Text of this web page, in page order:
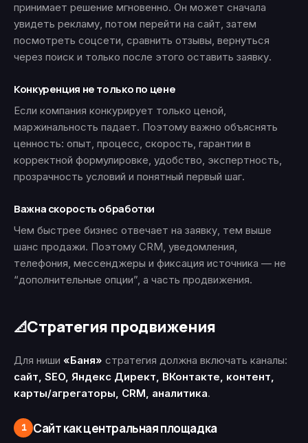
принимает решение мгновенно. Он может сначала
увидеть рекламу, потом перейти на сайт, затем
посмотреть соцсети, сравнить отзывы, вернуться
через поиск и только после этого оставить заявку.
Конкуренция не только по цене
Если компания конкурирует только ценой,
маржинальность падает. Поэтому важно объяснять
ценность: опыт, процесс, скорость, гарантии в
корректной формулировке, удобство, экспертность,
прозрачность условий и понятный первый шаг.
Важна скорость обработки
Чем быстрее бизнес отвечает на заявку, тем выше
шанс продажи. Поэтому CRM, уведомления,
телефония, мессенджеры и фиксация источника — не
“дополнительные опции”, а часть продвижения.
📐Стратегия продвижения
Для ниши «Баня» стратегия должна включать каналы:
сайт, SEO, Яндекс Директ, ВКонтакте, контент,
карты/агрегаторы, CRM, аналитика.
1 Сайт как центральная площадка